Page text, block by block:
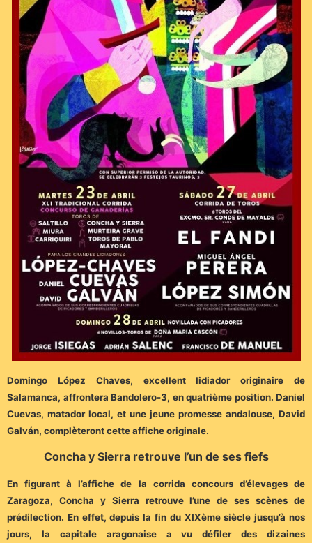
Domingo López Chaves, excellent lidiador originaire de
Salamanca, affrontera Bandolero-3, en quatrième position. Daniel
Cuevas, matador local, et une jeune promesse andalouse, David
Galván, complèteront cette affiche originale.
Concha y Sierra retrouve l’un de ses fiefs
En figurant à l’affiche de la corrida concours d’élevages de
Zaragoza, Concha y Sierra retrouve l’une de ses scènes de
prédilection. En effet, depuis la fin du XIXème siècle jusqu’à nos
jours, la capitale aragonaise a vu défiler des dizaines